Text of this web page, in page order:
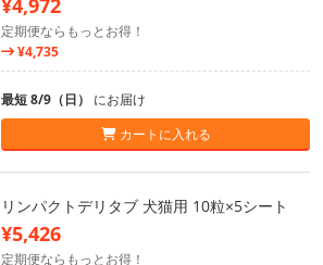
¥4,972
定期便ならもっとお得！
¥4,735
最短 8/9（日） にお届け
カートに入れる
リンパクトデリタブ 犬猫用 10粒×5シート
¥5,426
定期便ならもっとお得！